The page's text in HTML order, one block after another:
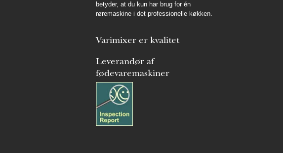
betyder, at du kun har brug for én
røremaskine i det professionelle køkken.
Varimixer er kvalitet
Leverandør af
fødevaremaskiner